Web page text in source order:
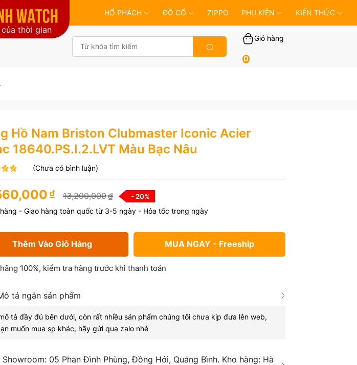
thời gian
HỔ PHÁCH ĐỒ CỔ ZIPPO PHỤ KIỆN KIẾN THỨC
Giỏ hàng
0
Hồ Nam Briston Clubmaster Iconic Acier
18640.PS.I.2.LVT Màu Bạc Nâu
(Chưa có bình luận)
₫ 13,200,000₫ - 20%
- Giao hàng toàn quốc từ 3-5 ngày - Hỏa tốc trong ngày
Thêm Vào Giỏ Hàng MUA NGAY - Freeship
100%, kiểm tra hàng trước khi thanh toán
tả ngắn sản phẩm
tả đầy đủ bên dưới, còn rất nhiều sản phẩm chúng tôi chưa kịp đưa lên web,
muốn mua sp khác, hãy gửi qua zalo nhé
Showroom: 05 Phan Đình Phùng, Đồng Hới, Quảng Bình. Kho hàng: Hà